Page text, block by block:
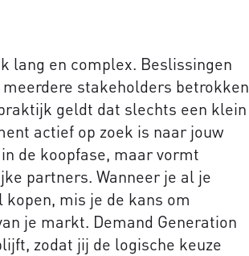
lang en complex. Beslissingen
stakeholders betrokken
geldt dat slechts een klein
actief op zoek is naar jouw
de koopfase, maar vormt
partners. Wanneer je al je
mis je de kans om
je markt. Demand Generation
zodat jij de logische keuze